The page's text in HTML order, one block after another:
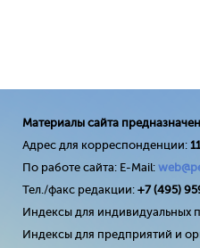
Материалы сайта
Адрес для корреспонденции:
По работе сайта: E-Mail:
Тел./факс редакции: +7 (495)
Индексы для индивидуальных
Индексы для предприятий и